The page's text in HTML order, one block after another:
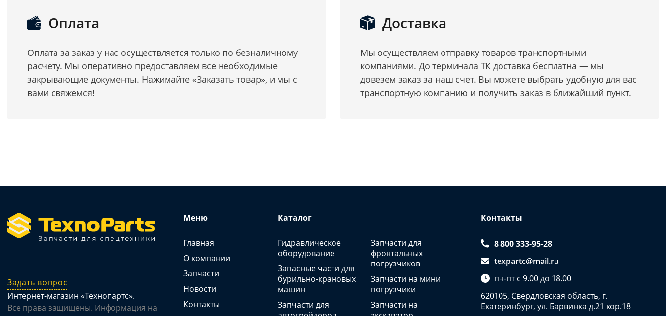
Оплата
Оплата за заказ у нас осуществляется только по безналичному
расчету. Мы оперативно предоставляем все необходимые
закрывающие документы. Нажимайте «Заказать товар», и мы с
вами свяжемся!
Доставка
Мы осуществляем отправку товаров транспортными
компаниями. До терминала ТК доставка бесплатна — мы
довезем заказ за наш счет. Вы можете выбрать удобную для вас
транспортную компанию и получить заказ в ближайший пункт.
Задать вопрос
Интернет-магазин «Технопартс».
Все права защищены. Информация на
Меню
Главная
О компании
Запчасти
Новости
Контакты
Каталог
Гидравлическое
оборудование
Запасные части для
бурильно-крановых
машин
Запчасти для
Запчасти для
фронтальных
погрузчиков
Запчасти на мини
погрузчики
Запчасти на
Контакты
8 800 333-95-28
texpartc@mail.ru
пн-пт с 9.00 до 18.00
620105, Свердловская область, г.
Екатеринбург, ул. Барвинка д.21 кор.18